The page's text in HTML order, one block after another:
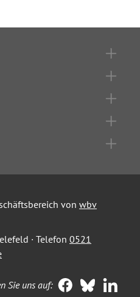
von wbv
· Telefon 0521
Sie uns auf: